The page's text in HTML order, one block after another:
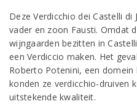
Deze Verdicchio dei Castelli di
vader en zoon Fausti. Omdat
wijngaarden bezitten in
een Verdiccio maken. Het
Roberto Potenini, een domein
konden ze verdicchio-druiven
uitstekende kwaliteit.